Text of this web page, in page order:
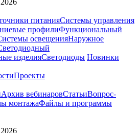
питанияСистемы управления
профилиФункциональный
освещенияНаружное
изделияСветодиоды Новинки
Проекты
Архив вебинаровСтатьиВопрос-
монтажаФайлы и программы